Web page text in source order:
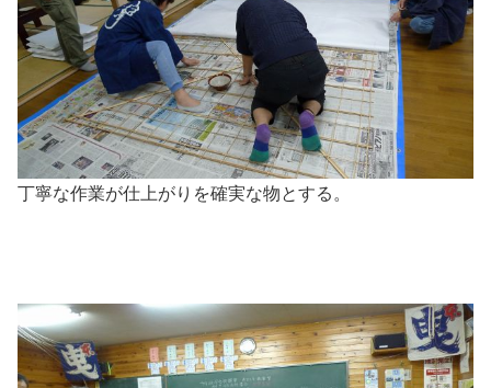
丁寧な作業が仕上がりを確実な物とする。